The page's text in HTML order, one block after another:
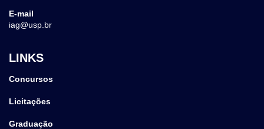
E-mail
iag@usp.br
LINKS
Concursos
Licitações
Graduação